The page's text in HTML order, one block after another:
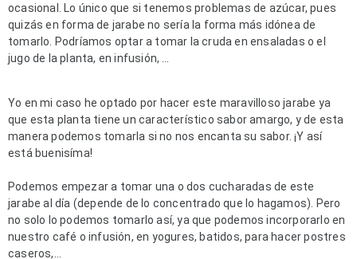
ocasional. Lo único que si tenemos problemas de azúcar, pues
quizás en forma de jarabe no sería la forma más idónea de
tomarlo. Podríamos optar a tomar la cruda en ensaladas o el
jugo de la planta, en infusión, …
Yo en mi caso he optado por hacer este maravilloso jarabe ya
que esta planta tiene un característico sabor amargo, y de esta
manera podemos tomarla si no nos encanta su sabor. ¡Y así
está buenisíma!
Podemos empezar a tomar una o dos cucharadas de este
jarabe al día (depende de lo concentrado que lo hagamos). Pero
no solo lo podemos tomarlo así, ya que podemos incorporarlo en
nuestro café o infusión, en yogures, batidos, para hacer postres
caseros,…